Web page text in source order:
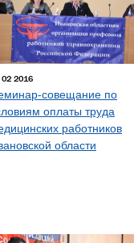
02 2016
совещание по
оплаты труда
работников
области